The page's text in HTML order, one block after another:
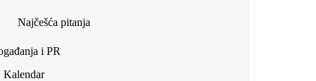
Najčešća pitanja
i PR
Kalendar